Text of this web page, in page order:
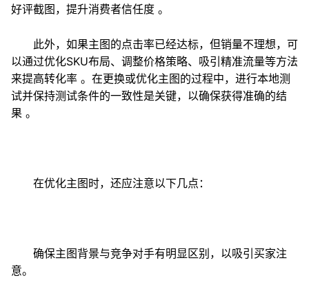
好评截图，提升消费者信任度 。
此外，如果主图的点击率已经达标，但销量不理想，可
以通过优化SKU布局、调整价格策略、吸引精准流量等方法
来提高转化率 。在更换或优化主图的过程中，进行本地测
试并保持测试条件的一致性是关键，以确保获得准确的结
果 。
在优化主图时，还应注意以下几点：
确保主图背景与竞争对手有明显区别，以吸引买家注
意。